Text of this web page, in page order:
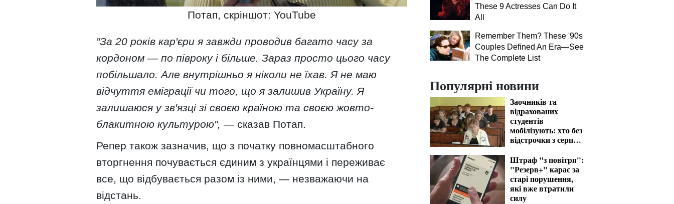
Потап, скріншот: YouTube
"За 20 років кар'єри я завжди проводив багато часу за
кордоном — по півроку і більше. Зараз просто цього часу
побільшало. Але внутрішньо я ніколи не їхав. Я не маю
відчуття еміграції чи того, що я залишив Україну. Я
залишаюся у зв'язці зі своєю країною та своєю жовто-
блакитною культурою", — сказав Потап.
Репер також зазначив, що з початку повномасштабного
вторгнення почувається єдиним з українцями і переживає
все, що відбувається разом із ними, — незважаючи на
відстань.
These 9 Actresses Can Do It
All
Remember Them? These '90s
Couples Defined An Era—See
The Complete List
Популярні новини
Заочників та
відрахованих
студентів
мобілізують: хто без
відстрочки з серпня
Штраф "з повітря":
"Резерв+" карає за
старі порушення,
які вже втратили
силу